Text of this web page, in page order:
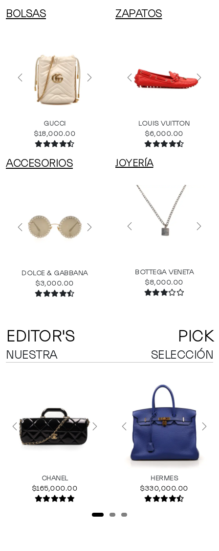
BOLSAS
Previous Next
GUCCI
$18,000.00
ZAPATOS
Previous Next
LOUIS VUITTON
$6,000.00
ACCESORIOS
Previous Next
DOLCE & GABBANA
$3,000.00
JOYERÍA
Previous Next
BOTTEGA VENETA
$8,000.00
EDITOR'S PICK
NUESTRA SELECCIÓN
Previous Next
CHANEL
$165,000.00
Previous Next
HERMES
$330,000.00